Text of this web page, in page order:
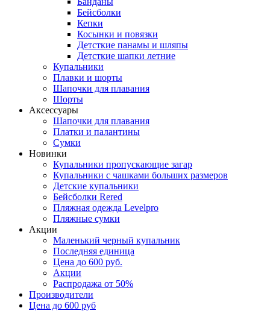
Бейсболки
Кепки
Косынки и повязки
Детсткие панамы и шляпы
Детсткие шапки летние
Купальники
Плавки и шорты
Шапочки для плавания
Шорты
Аксессуары
Шапочки для плавания
Платки и палантины
Сумки
Новинки
Купальники пропускающие загар
Купальники с чашками больших размеров
Детские купальники
Бейсболки Rered
Пляжная одежда Levelpro
Пляжные сумки
Акции
Маленький черный купальник
Последняя единица
Цена до 600 руб.
Акции
Распродажа от 50%
Производители
Цена до 600 руб